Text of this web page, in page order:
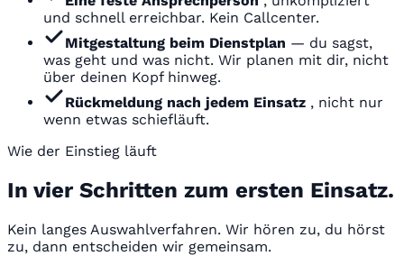
und schnell erreichbar. Kein Callcenter.
Mitgestaltung beim Dienstplan — du sagst,
was geht und was nicht. Wir planen mit dir, nicht
über deinen Kopf hinweg.
Rückmeldung nach jedem Einsatz , nicht nur
wenn etwas schiefläuft.
Wie der Einstieg läuft
In vier Schritten zum ersten Einsatz.
Kein langes Auswahlverfahren. Wir hören zu, du hörst
zu, dann entscheiden wir gemeinsam.